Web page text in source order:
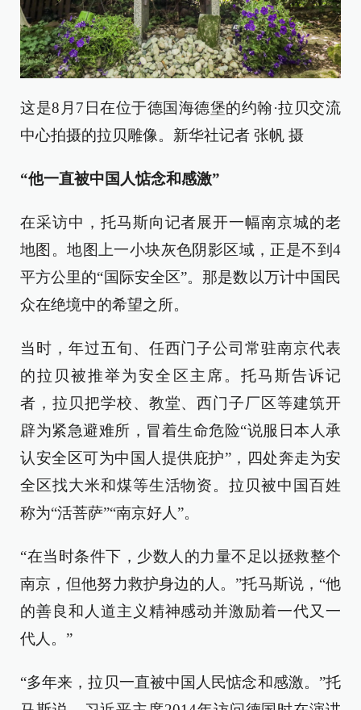
这是8月7日在位于德国海德堡的约翰·拉贝交流
中心拍摄的拉贝雕像。新华社记者 张帆 摄
“他一直被中国人惦念和感激”
在采访中，托马斯向记者展开一幅南京城的老
地图。地图上一小块灰色阴影区域，正是不到4
平方公里的“国际安全区”。那是数以万计中国民
众在绝境中的希望之所。
当时，年过五旬、任西门子公司常驻南京代表
的拉贝被推举为安全区主席。托马斯告诉记
者，拉贝把学校、教堂、西门子厂区等建筑开
辟为紧急避难所，冒着生命危险“说服日本人承
认安全区可为中国人提供庇护”，四处奔走为安
全区找大米和煤等生活物资。拉贝被中国百姓
称为“活菩萨”“南京好人”。
“在当时条件下，少数人的力量不足以拯救整个
南京，但他努力救护身边的人。”托马斯说，“他
的善良和人道主义精神感动并激励着一代又一
代人。”
“多年来，拉贝一直被中国人民惦念和感激。”托